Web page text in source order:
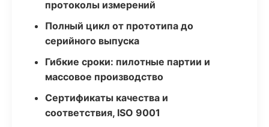
протоколы измерений
Полный цикл от прототипа до
серийного выпуска
Гибкие сроки: пилотные партии и
массовое производство
Сертификаты качества и
соответствия, ISO 9001